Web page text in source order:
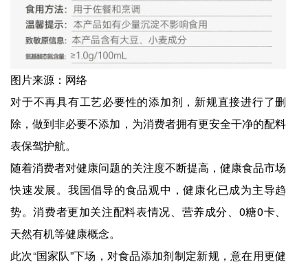
图片来源：网络
对于不再具有工艺必要性的添加剂，新规直接进行了删
除，做到非必要不添加，为消费者拥有更安全干净的配料
表保驾护航。
随着消费者对健康问题的关注度不断提高，健康食品市场
快速发展。我国倡导的食品观中，健康化已成为主导趋
势。消费者更加关注配料表情况、营养成分、0糖0卡、
天然有机等健康概念。
此次“国家队”下场，对食品添加剂制定新规，意在用更健